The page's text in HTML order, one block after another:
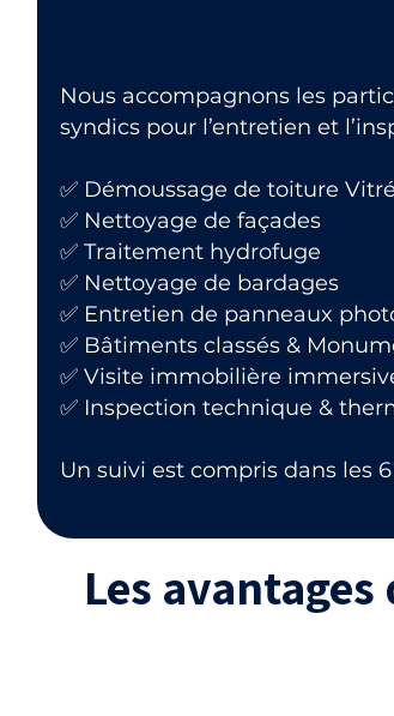
Nous accompagnons les
syndics pour l’entretien et
✅ Démoussage de toiture
✅ Nettoyage de façades
✅ Traitement hydrofuge
✅ Nettoyage de bardages
✅ Entretien de panneaux
✅ Bâtiments classés &
✅ Visite immobilière
✅ Inspection technique &
Un suivi est compris dans les
Les